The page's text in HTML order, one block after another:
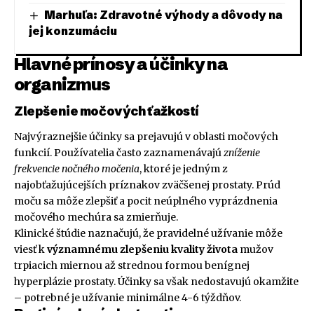
Marhuľa: Zdravotné výhody a dôvody na
jej konzumáciu
Hlavné prínosy a účinky na
organizmus
Zlepšenie močových ťažkostí
Najvýraznejšie účinky sa prejavujú v oblasti močových
funkcií. Používatelia často zaznamenávajúzníženie
frekvencie nočného močenia, ktoré je jedným z
najobťažujúcejších príznakov zväčšenej prostaty. Prúd
moču sa môže zlepšiť a pocit neúplného vyprázdnenia
močového mechúra sa zmierňuje.
Klinické štúdie naznačujú, že pravidelné užívanie môže
viesť kvýznamnému zlepšeniu kvality života mužov
trpiacich miernou až strednou formou benígnej
hyperplázie prostaty. Účinky sa však nedostavujú okamžite
– potrebné je užívanie minimálne 4-6 týždňov.